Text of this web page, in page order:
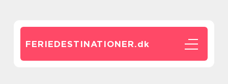
FERIEDESTINATIONER.dk